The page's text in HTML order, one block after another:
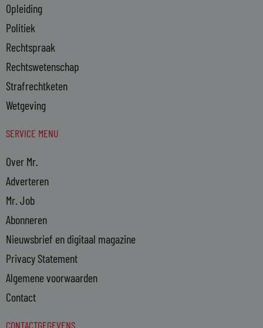
Opleiding
Politiek
Rechtspraak
Rechtswetenschap
Strafrechtketen
Wetgeving
SERVICE MENU
Over Mr.
Adverteren
Mr. Job
Abonneren
Nieuwsbrief en digitaal magazine
Privacy Statement
Algemene voorwaarden
Contact
CONTACTGEGEVENS